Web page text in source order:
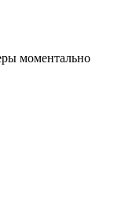
моментально